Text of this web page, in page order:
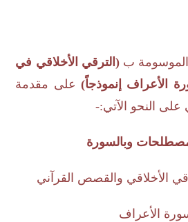
ب(الترقي الأخلاقي في
إنموذجاً)على مقدمة
النحو الآتي:-
وبالسورة
الأخلاقي والقصص القرآني
الأعراف